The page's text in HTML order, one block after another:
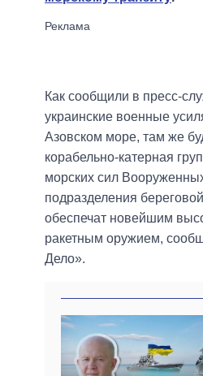
Как сообщили в пресс-
украинские военные
Азовском море, там же
корабельно-катерная
морских сил
подразделения
обеспечат новейшим
ракетным оружием,
Дело».